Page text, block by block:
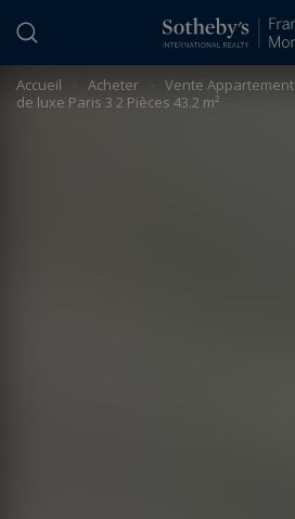
Accueil Acheter
Vente Appartement
de luxe Paris 3 2 Pièces 43.2 m²